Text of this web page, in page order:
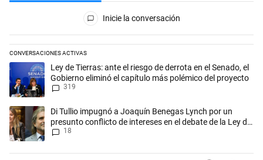
Todos los comentarios
Inicie la conversación
CONVERSACIONES ACTIVAS
Este listado muestra los artículos con más comentarios en los
Un artículo de tendencia con el título "Ley de Tierras: ante el riesgo
Ley de Tierras: ante el riesgo de derrota en el Senado, el
Gobierno eliminó el capítulo más polémico del proyecto
319
Un artículo de tendencia con el título "Di Tullio impugnó a Joaquín
Di Tullio impugnó a Joaquín Benegas Lynch por un
presunto conflicto de intereses en el debate de la Ley de
Tierras
18